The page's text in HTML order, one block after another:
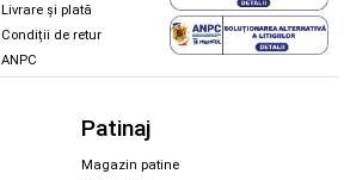
Livrare și plată
Condiții de retur
ANPC
Patinaj
Magazin patine